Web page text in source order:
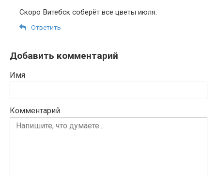
Скоро Витебск соберёт все цветы июля.
Ответить
Добавить комментарий
Имя
Комментарий